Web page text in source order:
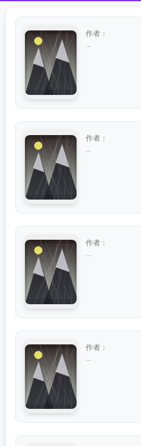
作者：
作者：
作者：
作者：